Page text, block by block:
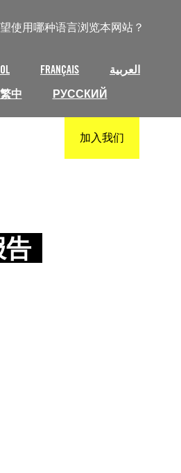
使用哪种语言浏览本网站？
FRANÇAIS
العربية
繁中 РУССКИЙ
加入我们
告